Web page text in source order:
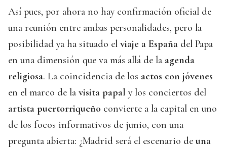
Así pues, por ahora no hay confirmación oficial de
una reunión entre ambas personalidades, pero la
posibilidad ya ha situado el viaje a España del Papa
en una dimensión que va más allá de la agenda
religiosa. La coincidencia de los actos con jóvenes
en el marco de la visita papal y los conciertos del
artista puertorriqueño convierte a la capital en uno
de los focos informativos de junio, con una
pregunta abierta: ¿Madrid será el escenario de una